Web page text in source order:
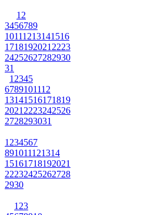
12
3456789
10111213141516
17181920212223
24252627282930
31
12345
6789101112
13141516171819
20212223242526
2728293031
1234567
891011121314
15161718192021
22232425262728
2930
123